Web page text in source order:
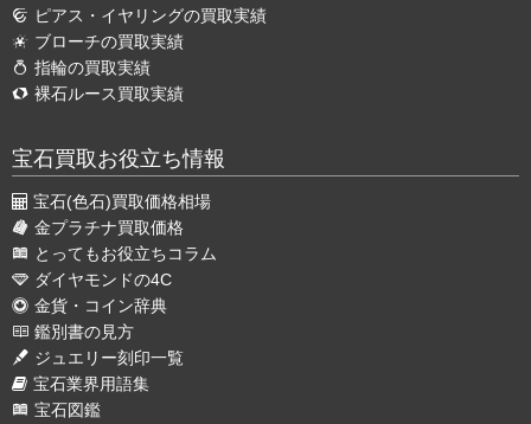
ピアス・イヤリングの買取実績
ブローチの買取実績
指輪の買取実績
裸石ルース買取実績
宝石買取お役立ち情報
宝石(色石)買取価格相場
金プラチナ買取価格
とってもお役立ちコラム
ダイヤモンドの4C
金貨・コイン辞典
鑑別書の見方
ジュエリー刻印一覧
宝石業界用語集
宝石図鑑